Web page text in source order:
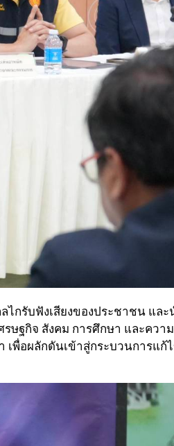
กรับฟังเสียงของประชาชน แล
ฐกิจ สังคม การศึกษา และควา
พื่อผลักดันเข้าสู่กระบวนการแก้